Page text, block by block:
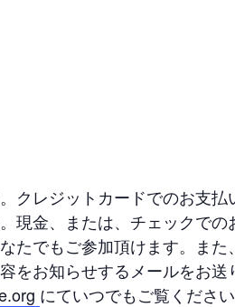
クレジットカードでのお支払
現金、または、チェックでの
たでもご参加頂けます。また
をお知らせするメールをお送
にていつでもご覧ください